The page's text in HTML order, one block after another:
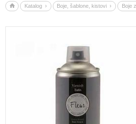
Katalog › Boje, šablone, kistovi › Boje